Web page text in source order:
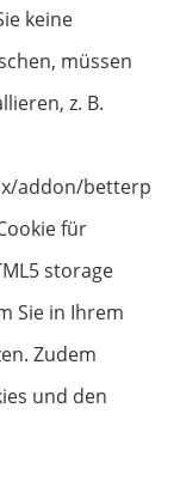
keine
müssen
z. B.
addon/betterp
für
storage
Sie in Ihrem
Zudem
und den